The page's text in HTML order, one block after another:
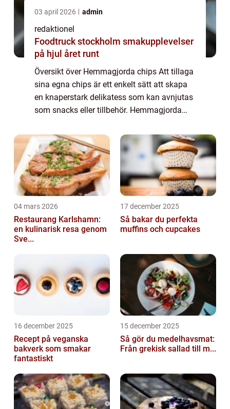
03 april 2026 admin
redaktionel
Foodtruck stockholm smakupplevelser
på hjul året runt
Översikt över Hemmagjorda chips Att tillaga
sina egna chips är ett enkelt sätt att skapa
en knaperstark delikatess som kan avnjutas
som snacks eller tillbehör. Hemmagjorda
variation då det finns ett bret...
04 mars 2026
Restaurang Karlshamn:
en kulinarisk resa genom
Sve...
17 december 2025
Så bakar du perfekta
muffins och cupcakes
16 december 2025
Recept på veganska
bakverk som smakar
fantastiskt
15 december 2025
Så gör du medelhavsmat:
Från grekisk sallad till m...